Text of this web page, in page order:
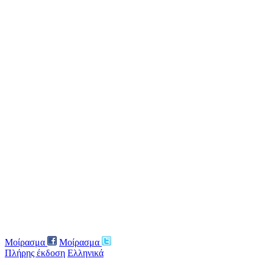
Μοίρασμα
Μοίρασμα
Πλήρης έκδοση Ελληνικά